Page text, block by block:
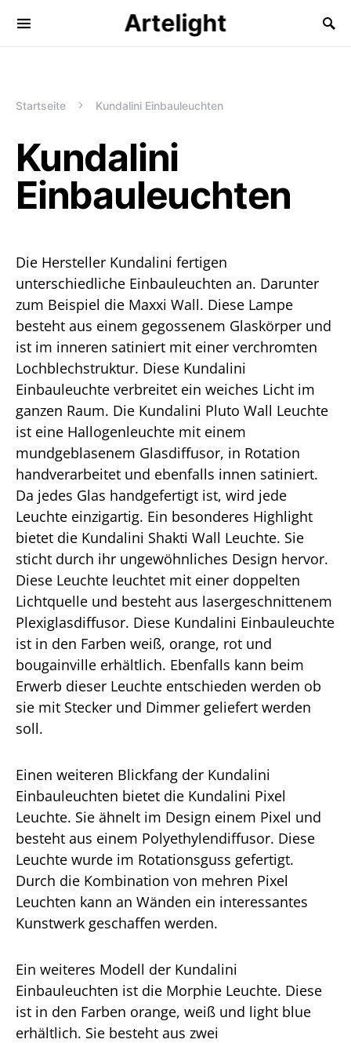
Artelight
Startseite Kundalini Einbauleuchten
Kundalini
Einbauleuchten
Die Hersteller Kundalini fertigen
unterschiedliche Einbauleuchten an. Darunter
zum Beispiel die Maxxi Wall. Diese Lampe
besteht aus einem gegossenem Glaskörper und
ist im inneren satiniert mit einer verchromten
Lochblechstruktur. Diese Kundalini
Einbauleuchte verbreitet ein weiches Licht im
ganzen Raum. Die Kundalini Pluto Wall Leuchte
ist eine Hallogenleuchte mit einem
mundgeblasenem Glasdiffusor, in Rotation
handverarbeitet und ebenfalls innen satiniert.
Da jedes Glas handgefertigt ist, wird jede
Leuchte einzigartig. Ein besonderes Highlight
bietet die Kundalini Shakti Wall Leuchte. Sie
sticht durch ihr ungewöhnliches Design hervor.
Diese Leuchte leuchtet mit einer doppelten
Lichtquelle und besteht aus lasergeschnittenem
Plexiglasdiffusor. Diese Kundalini Einbauleuchte
ist in den Farben weiß, orange, rot und
bougainville erhältlich. Ebenfalls kann beim
Erwerb dieser Leuchte entschieden werden ob
sie mit Stecker und Dimmer geliefert werden
soll.
Einen weiteren Blickfang der Kundalini
Einbauleuchten bietet die Kundalini Pixel
Leuchte. Sie ähnelt im Design einem Pixel und
besteht aus einem Polyethylendiffusor. Diese
Leuchte wurde im Rotationsguss gefertigt.
Durch die Kombination von mehren Pixel
Leuchten kann an Wänden ein interessantes
Kunstwerk geschaffen werden.
Ein weiteres Modell der Kundalini
Einbauleuchten ist die Morphie Leuchte. Diese
ist in den Farben orange, weiß und light blue
erhältlich. Sie besteht aus zwei